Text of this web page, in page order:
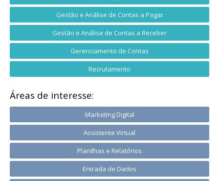
Gestão e Análise de Contas a Pagar
Gestão e Análise de Contas a Receber
Gerenciamento de Contas
Recrutamento
Áreas de interesse:
Marketing Digital
Assistente Virtual
Planilhas e Relatórios
Entrada de Dados